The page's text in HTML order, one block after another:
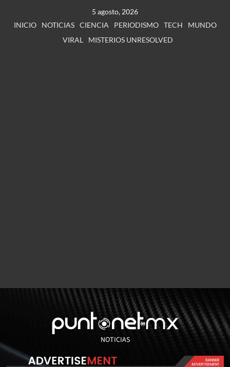
5 agosto, 2026
INICIO
NOTICIAS CIENCIA PERIODISMO TECH
MUNDO
VIRAL
MISTERIOS UNRESOLVED
NOTICIAS